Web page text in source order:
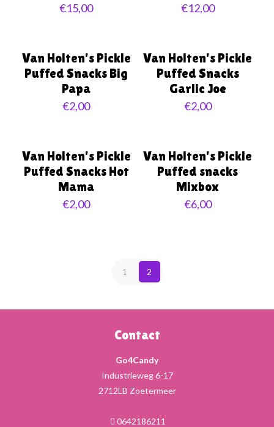
€15,00 €12,00
Van Holten’s Pickle
Puffed Snacks Big
Papa
€2,00
Van Holten’s Pickle
Puffed Snacks
Garlic Joe
€2,00
Van Holten’s Pickle
Puffed Snacks Hot
Mama
€2,00
Van Holten’s Pickle
Puffed snacks
Mixbox
€6,00
1 2
Contact
Go4Candy
Industrieweg 6-17
2712LB Zoetermeer
0642186211